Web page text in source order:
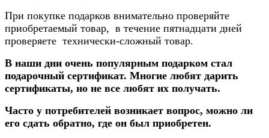
При покупке подарков внимательно проверяйте
приобретаемый товар, в течение пятнадцати дней
проверяете технически-сложный товар.
В наши дни очень популярным подарком стал
подарочный сертификат. Многие любят дарить
сертификаты, но не все любят их получать.
Часто у потребителей возникает вопрос, можно ли
его сдать обратно, где он был приобретен.